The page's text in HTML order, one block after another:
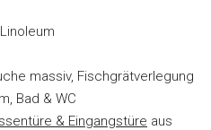
massiv, Fischgrätverlegung
Bad & WC
& Eingangstüre aus